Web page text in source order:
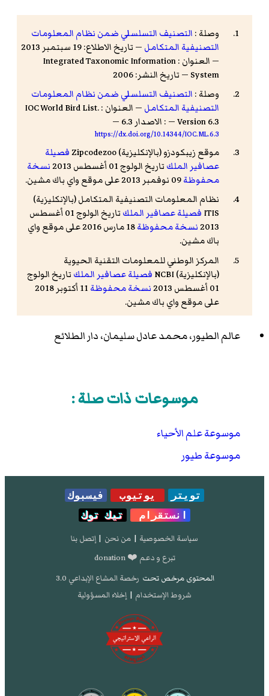
وصلة : التصنيف التسلسلي ضمن نظام المعلومات
التصنيفية المتكامل
— تاريخ الاطلاع: 19 سبتمبر 2013
— العنوان : Integrated Taxonomic Information
System — تاريخ النشر: 2006
وصلة : التصنيف التسلسلي ضمن نظام المعلومات
التصنيفية المتكامل
— العنوان : IOC World Bird List.
Version 6.3 — : الاصدار 6.3 —
https://dx.doi.org/10.14344/IOC.ML.6.3
موقع زيبكودزو (بالإنكليزية) Zipcodezoo
فصيلة
عصافير الملك تاريخ الولوج 01 أغسطس 2013
نسخة
محفوظة
نظام المعلومات التصنيفية المتكامل (بالإنكليزية)
ITIS فصيلة عصافير الملك
تاريخ الولوج 01 أغسطس
2013نسخة محفوظة
18 مارس 2016 على موقع واي
باك مشين.
المركز الوطني للمعلومات التقنية الحيوية
(بالإنكليزية) NCBI
فصيلة عصافير الملك تاريخ الولوج
01 أغسطس 2013
نسخة محفوظة
11 أكتوبر 2018
على موقع واي باك مشين.
فصيلة عصافير الملكتاريخ الولوج 01 أغسطس 2013
عصافير الملكتاريخ الولوج 01 أغسطس 2013
محفوظة27 أبريل 2020 على موقع واي باك مشين.
عالم الطيور، محمد عادل سليمان، دار الطلائع
موسوعات ذات صلة :
موسوعة علم الأحياء
موسوعة طيور
تويتر يوتيوب
فيسبوك
انستقرام
تيك توك
سياسة الخصوصية | من نحن | إتصل بنا
تبرع و دعم ❤️ donation
المحتوى مرخص تحت رخصة المشاع الإبداعي 3.0
شروط الإستخدام | إخلاء المسؤولية